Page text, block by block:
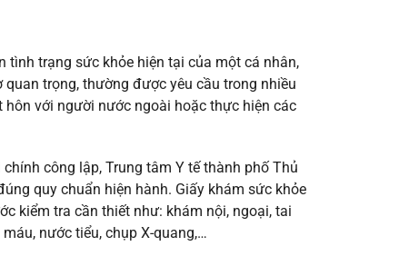
tình trạng sức khỏe hiện tại của một cá nhân,
trọng, thường được yêu cầu trong nhiều
với người nước ngoài hoặc thực hiện các
công lập, Trung tâm Y tế thành phố Thủ
quy chuẩn hiện hành. Giấy khám sức khỏe
kiểm tra cần thiết như: khám nội, ngoại, tai
nước tiểu, chụp X-quang,…